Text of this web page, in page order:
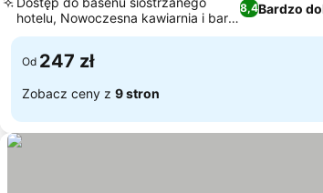
8,4Bardzo
hotelu, Nowoczesna kawiarnia i bar
na chodniku
Od 247 zł
Zobacz ceny z 9 stron